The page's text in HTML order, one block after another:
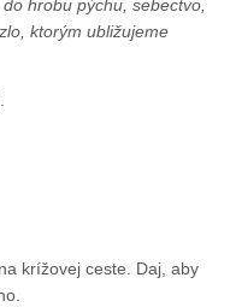
hrobu pýchu, sebectvo,
ktorým ubližujeme
krížovej ceste. Daj, aby